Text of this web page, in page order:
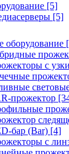
[5]
[5]
оборудование
с
прожектор
бар (Bar) [4]
с